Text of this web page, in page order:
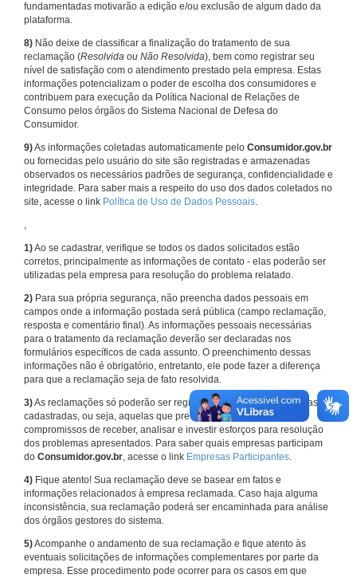
fundamentadas motivarão a edição e/ou exclusão de algum dado da
plataforma.
8) Não deixe de classificar a finalização do tratamento de sua
reclamação (Resolvida ou Não Resolvida), bem como registrar seu
nível de satisfação com o atendimento prestado pela empresa. Estas
informações potencializam o poder de escolha dos consumidores e
contribuem para execução da Política Nacional de Relações de
Consumo pelos órgãos do Sistema Nacional de Defesa do
Consumidor.
9)As informações coletadas automaticamente pelo Consumidor.gov.br
ou fornecidas pelo usuário do site são registradas e armazenadas
observados os necessários padrões de segurança, confidencialidade e
integridade. Para saber mais a respeito do uso dos dados coletados no
site, acesse o link Política de Uso de Dados Pessoais.
,
1)Ao se cadastrar, verifique se todos os dados solicitados estão
corretos, principalmente as informações de contato - elas poderão ser
utilizadas pela empresa para resolução do problema relatado.
2) Para sua própria segurança, não preencha dados pessoais em
campos onde a informação postada será pública (campo reclamação,
resposta e comentário final). As informações pessoais necessárias
para o tratamento da reclamação deverão ser declaradas nos
formulários específicos de cada assunto. O preenchimento dessas
informações não é obrigatório, entretanto, ele pode fazer a diferença
para que a reclamação seja de fato resolvida.
3)As reclamações só poderão ser registradas em face de empresas
cadastradas, ou seja, aquelas que previamente assumiram
compromissos de receber, analisar e investir esforços para resolução
dos problemas apresentados. Para saber quais empresas participam
do Consumidor.gov.br, acesse o link Empresas Participantes.
4) Fique atento! Sua reclamação deve se basear em fatos e
informações relacionados à empresa reclamada. Caso haja alguma
inconsistência, sua reclamação poderá ser encaminhada para análise
dos órgãos gestores do sistema.
5)Acompanhe o andamento de sua reclamação e fique atento às
eventuais solicitações de informações complementares por parte da
empresa. Esse procedimento pode ocorrer para os casos em que